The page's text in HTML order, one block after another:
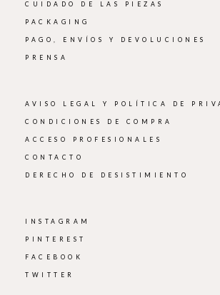
CUIDADO DE LAS PIEZAS
PACKAGING
PAGO, ENVÍOS Y DEVOLUCIONES
PRENSA
AVISO LEGAL Y POLÍTICA DE
CONDICIONES DE COMPRA
ACCESO PROFESIONALES
CONTACTO
DERECHO DE DESISTIMIENTO
INSTAGRAM
PINTEREST
FACEBOOK
TWITTER